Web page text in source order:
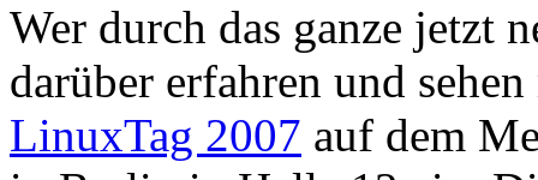
Wer durch das ganze jetzt
darüber erfahren und
LinuxTag 2007 auf dem